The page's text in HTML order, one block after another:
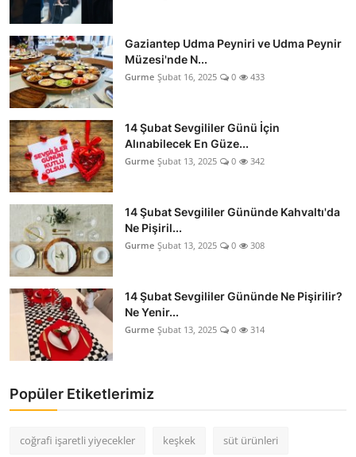
Gaziantep Udma Peyniri ve Udma Peynir
Müzesi'nde N...
Gurme Şubat 16, 2025 0 433
14 Şubat Sevgililer Günü İçin
Alınabilecek En Güze...
Gurme Şubat 13, 2025 0 342
14 Şubat Sevgililer Gününde Kahvaltı'da
Ne Pişiril...
Gurme Şubat 13, 2025 0 308
14 Şubat Sevgililer Gününde Ne Pişirilir?
Ne Yenir...
Gurme Şubat 13, 2025 0 314
Popüler Etiketlerimiz
coğrafi işaretli yiyecekler keşkek süt ürünleri